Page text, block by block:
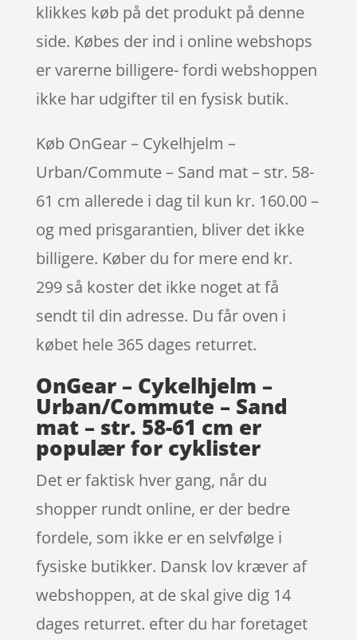
klikkes køb på det produkt på denne
side. Købes der ind i online webshops
er varerne billigere- fordi webshoppen
ikke har udgifter til en fysisk butik.
Køb OnGear – Cykelhjelm –
Urban/Commute – Sand mat – str. 58-
61 cm allerede i dag til kun kr. 160.00 –
og med prisgarantien, bliver det ikke
billigere. Køber du for mere end kr.
299 så koster det ikke noget at få
sendt til din adresse. Du får oven i
købet hele 365 dages returret.
OnGear – Cykelhjelm –
Urban/Commute – Sand
mat – str. 58-61 cm er
populær for cyklister
Det er faktisk hver gang, når du
shopper rundt online, er der bedre
fordele, som ikke er en selvfølge i
fysiske butikker. Dansk lov kræver af
webshoppen, at de skal give dig 14
dages returret. efter du har foretaget